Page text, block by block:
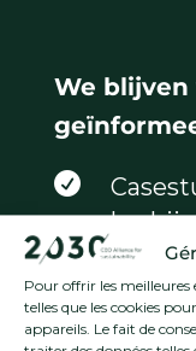
Pour offrir les meilleures
telles que les cookies
appareils. Le fait de
We

